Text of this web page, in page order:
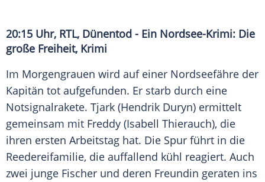
20:15 Uhr, RTL, Dünentod - Ein Nordsee-Krimi: Die
große Freiheit, Krimi
Im Morgengrauen wird auf einer Nordseefähre der
Kapitän tot aufgefunden. Er starb durch eine
Notsignalrakete. Tjark (Hendrik Duryn) ermittelt
gemeinsam mit Freddy (Isabell Thierauch), die
ihren ersten Arbeitstag hat. Die Spur führt in die
Reedereifamilie, die auffallend kühl reagiert. Auch
zwei junge Fischer und deren Freundin geraten ins